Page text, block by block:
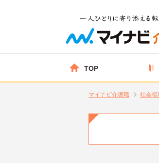
TOP
マイナビ介護職 社会福